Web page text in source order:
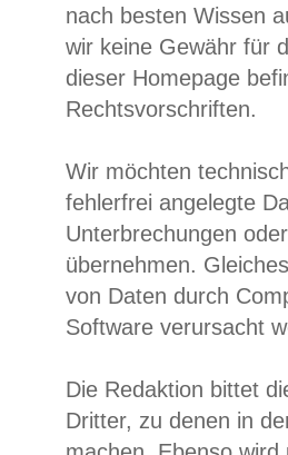
nach besten Wissen
wir keine Gewähr für
dieser Homepage
Rechtsvorschriften.
Wir möchten
fehlerfrei angelegte
Unterbrechungen
übernehmen.
von Daten durch
Software verursacht
Die Redaktion bittet
Dritter, zu denen in